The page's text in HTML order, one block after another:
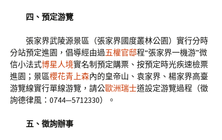
四、預定游覽
張家界武陵源景區（張家界國度叢林公園）實行分時
分站預定進園，倡導經由過五權官邸程“張家界一機游”微
信小法式博星人境實名制預定購票、按預定時光疾速檢票
進園；景區櫻花青上森內的皇帝山、袁家界、楊家界高臺
游覽線實行單線游覽，請公歐洲瑞士道設定游覽過程（徵
詢德律風：0744—5712330）。
五、徵詢辦事